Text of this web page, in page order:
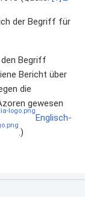
der Begriff für
Begriff
Bericht über
die
gewesen
Englisch-
.)